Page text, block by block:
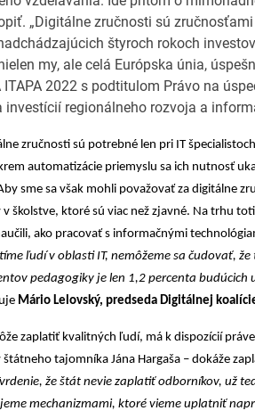
„Digitálne zručnosti sú
štyroch rokoch
my, ale celá Európska únia,
ITAPA 2022 s podtitulom Právo na
regionálneho rozvoja a
zručnosti sú potrebné len pri IT
automatizácie priemyslu sa ich nutnosť
sme sa však mohli považovať za digitálne
školstve, ktoré sú viac než zjavné. Na trhu
ako pracovať s informačnými
ľudí v oblasti IT, nemôžeme sa čudovať,
pedagogiky je len 1,2 percenta
Mário Lelovský, predseda Digitálnej
zaplatiť kvalitných ľudí, má k dispozícií
tajomníka Jána Hargaša – dokáže
že štát nevie zaplatiť odborníkov, už
mechanizmami, ktoré vieme uplatniť